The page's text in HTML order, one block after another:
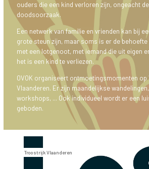
ouders die een kind verloren zijn, ongeacht
doodsoorzaak.
Een netwerk van familie en vrienden kan bij
grote steun zijn, maar soms is er de
met een lotgenoot, met iemand die uit eigen
het is een kind te verliezen.
OVOK organiseert ontmoetingsmomenten op
Vlaanderen. Er zijn maandelijkse
workshops, ... Ook individueel wordt er een
geboden.
Troostrijk Vlaanderen